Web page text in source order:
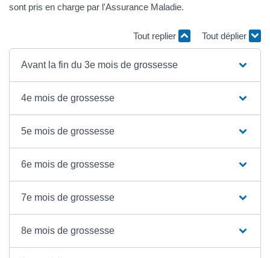
sont pris en charge par l'Assurance Maladie.
Tout replier Tout déplier
Avant la fin du 3e mois de grossesse
4e mois de grossesse
5e mois de grossesse
6e mois de grossesse
7e mois de grossesse
8e mois de grossesse